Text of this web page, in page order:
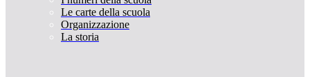
Le carte della scuola
Organizzazione
La storia